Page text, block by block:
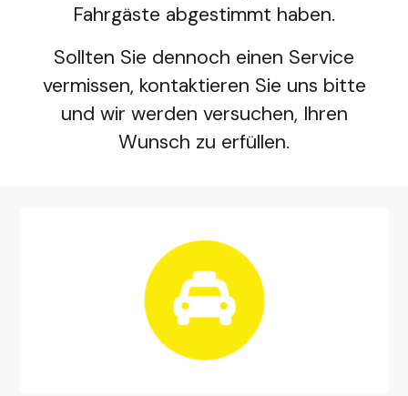
Fahrgäste abgestimmt haben.
Sollten Sie dennoch einen Service
vermissen, kontaktieren Sie uns bitte
und wir werden versuchen, Ihren
Wunsch zu erfüllen.